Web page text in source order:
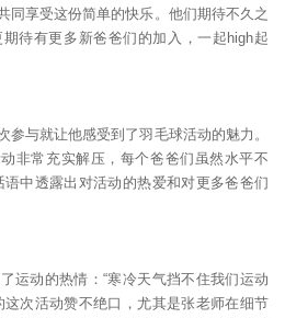
同享受这份简单的快乐。他们期待不久之
待有更多新爸爸们的加入，一起high起
参与就让他感受到了羽毛球活动的魅力。
非常充实解压，每个爸爸们虽然水平不
中透露出对活动的热爱和对更多爸爸们
运动的热情：“寒冷天气挡不住我们运动
这次活动赞不绝口，尤其是张老师在细节